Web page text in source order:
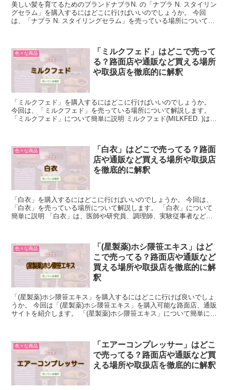
美しい髪を育てるためのブランドナブラN. の「ナプラ N. スタイリン
グセラム」を購入するにはどこに行けばいいのでしょうか。 今回
は、「ナプラ N. スタイリングセラム」を売っている場所について解
色々な商品
「ミルクフェド」はどこで売って
る？路面店や通販など買える場所
や取扱店を徹底的に解釈
「ミルクフェド」を購入するにはどこに行けばいいのでしょうか。
今回は、「ミルクフェド」を売っている場所について解説します。
「ミルクフェド」について簡単に説明 ミルクフェド(MILKFED. )は
色々な商品
「白衣」はどこで売ってる？路面
店や通販など買える場所や取扱店
を徹底的に解釈
「白衣」を購入するにはどこに行けばいいのでしょうか。 今回は、
「白衣」を売っている場所について解説します。 「白衣」について
簡単に説明 「白衣」は、医師や研究員、調理師、実験従事者などが
色々な商品
「(星製薬)ホシ隈笹エキス」はど
こで売ってる？路面店や通販など
買える場所や取扱店を徹底的に解
釈
「(星製薬)ホシ隈笹エキス」を購入するにはどこに行けば良いでしょ
うか。 今回は「(星製薬)ホシ隈笹エキス」を購入可能な路面店、通販
サイトを紹介します。 「(星製薬)ホシ隈笹エキス」について簡単に説
色々な商品
「エアーコンプレッサー」はどこ
で売ってる？路面店や通販など買
える場所や取扱店を徹底的に解釈